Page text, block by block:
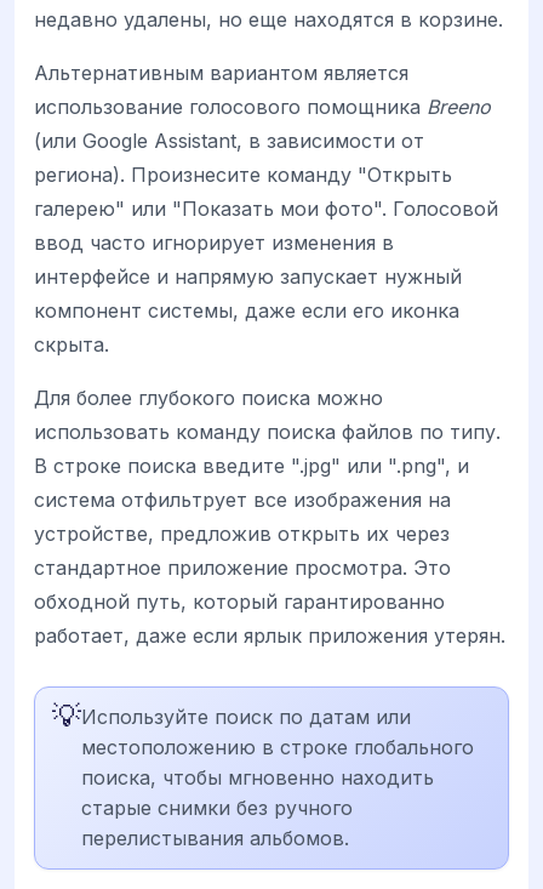
недавно удалены, но еще находятся в корзине.
Альтернативным вариантом является
использование голосового помощника Breeno
(или Google Assistant, в зависимости от
региона). Произнесите команду "Открыть
галерею" или "Показать мои фото". Голосовой
ввод часто игнорирует изменения в
интерфейсе и напрямую запускает нужный
компонент системы, даже если его иконка
скрыта.
Для более глубокого поиска можно
использовать команду поиска файлов по типу.
В строке поиска введите ".jpg" или ".png", и
система отфильтрует все изображения на
устройстве, предложив открыть их через
стандартное приложение просмотра. Это
обходной путь, который гарантированно
работает, даже если ярлык приложения утерян.
💡Используйте поиск по датам или
местоположению в строке глобального
поиска, чтобы мгновенно находить
старые снимки без ручного
перелистывания альбомов.